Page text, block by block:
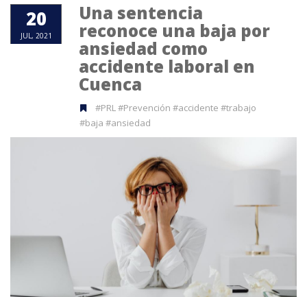
20
JUL, 2021
Una sentencia
reconoce una baja por
ansiedad como
accidente laboral en
Cuenca
#PRL #Prevención #accidente #trabajo
#baja #ansiedad